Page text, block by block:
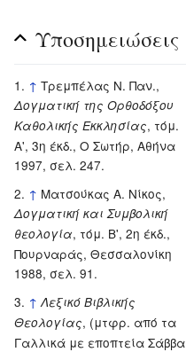
Υποσημειώσεις
↑ Τρεμπέλας Ν. Παν.,
Δογματική της Ορθοδόξου
Καθολικής Εκκλησίας, τόμ.
Α', 3η έκδ., Ο Σωτήρ, Αθήνα
1997, σελ. 247.
↑ Ματσούκας Α. Νίκος,
Δογματική και Συμβολική
θεολογία, τόμ. Β', 2η έκδ.,
Πουρναράς, Θεσσαλονίκη
1988, σελ. 91.
↑ Λεξικό Βιβλικής
Θεολογίας, (μτφρ. από τα
Γαλλικά με εποπτεία Σάββα